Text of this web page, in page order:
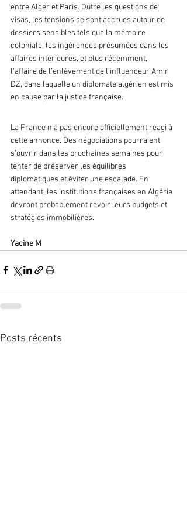
entre Alger et Paris. Outre les questions de
visas, les tensions se sont accrues autour de
dossiers sensibles tels que la mémoire
coloniale, les ingérences présumées dans les
affaires intérieures, et plus récemment,
l’affaire de l’enlèvement de l’influenceur Amir
DZ, dans laquelle un diplomate algérien est mis
en cause par la justice française.
La France n’a pas encore officiellement réagi à
cette annonce. Des négociations pourraient
s’ouvrir dans les prochaines semaines pour
tenter de préserver les équilibres
diplomatiques et éviter une escalade. En
attendant, les institutions françaises en Algérie
devront probablement revoir leurs budgets et
stratégies immobilières.
Yacine M
Posts récents